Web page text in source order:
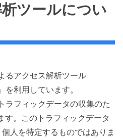
ツールについ
るアクセス解析ツール
を利用しています。
ラフィックデータの収集のた
。このトラフィックデータ
人を特定するものではありま